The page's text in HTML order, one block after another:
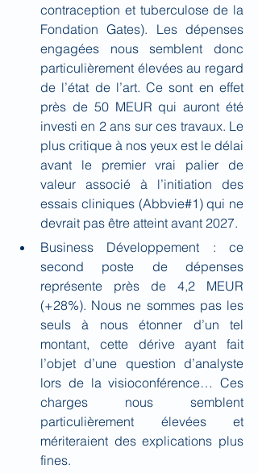
contraception et tuberculose de la
Fondation Gates). Les dépenses
engagées nous semblent donc
particulièrement élevées au regard
de l’état de l’art. Ce sont en effet
près de 50 MEUR qui auront été
investi en 2 ans sur ces travaux. Le
plus critique à nos yeux est le délai
avant le premier vrai palier de
valeur associé à l’initiation des
essais cliniques (Abbvie#1) qui ne
devrait pas être atteint avant 2027.
Business Développement : ce
second poste de dépenses
représente près de 4,2 MEUR
(+28%). Nous ne sommes pas les
seuls à nous étonner d’un tel
montant, cette dérive ayant fait
l’objet d’une question d’analyste
lors de la visioconférence… Ces
charges nous semblent
particulièrement élevées et
mériteraient des explications plus
fines.